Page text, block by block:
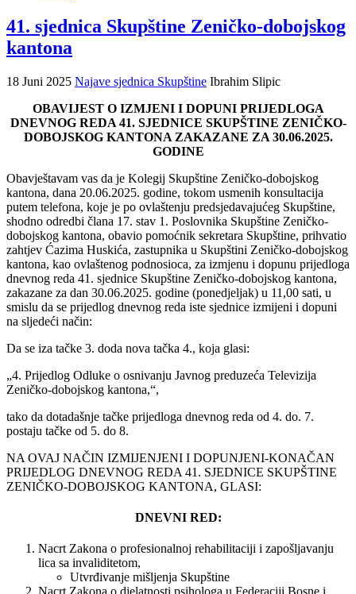
41. sjednica Skupštine Zeničko-dobojskog
kantona
18 Juni 2025 Najave sjednica Skupštine Ibrahim Slipic
OBAVIJEST O IZMJENI I DOPUNI PRIJEDLOGA
DNEVNOG REDA 41. SJEDNICE SKUPŠTINE ZENIČKO-
DOBOJSKOG KANTONA ZAKAZANE ZA 30.06.2025.
GODINE
Obavještavam vas da je Kolegij Skupštine Zeničko-dobojskog
kantona, dana 20.06.2025. godine, tokom usmenih konsultacija
putem telefona, koje je po ovlaštenju predsjedavajućeg Skupštine,
shodno odredbi člana 17. stav 1. Poslovnika Skupštine Zeničko-
dobojskog kantona, obavio pomoćnik sekretara Skupštine, prihvatio
zahtjev Ćazima Huskića, zastupnika u Skupštini Zeničko-dobojskog
kantona, kao ovlaštenog podnosioca, za izmjenu i dopunu prijedloga
dnevnog reda 41. sjednice Skupštine Zeničko-dobojskog kantona,
zakazane za dan 30.06.2025. godine (ponedjeljak) u 11,00 sati, u
smislu da se prijedlog dnevnog reda iste sjednice izmijeni i dopuni
na sljedeći način:
Da se iza tačke 3. doda nova tačka 4., koja glasi:
„4. Prijedlog Odluke o osnivanju Javnog preduzeća Televizija
Zeničko-dobojskog kantona,“,
tako da dotadašnje tačke prijedloga dnevnog reda od 4. do. 7.
postaju tačke od 5. do 8.
NA OVAJ NAČIN IZMIJENJENI I DOPUNJENI-KONAČAN
PRIJEDLOG DNEVNOG REDA 41. SJEDNICE SKUPŠTINE
ZENIČKO-DOBOJSKOG KANTONA, GLASI:
DNEVNI RED:
Nacrt Zakona o profesionalnoj rehabilitaciji i zapošljavanju
lica sa invaliditetom,
Utvrđivanje mišljenja Skupštine
Nacrt Zakona o djelatnosti psihologa u Federaciji Bosne i